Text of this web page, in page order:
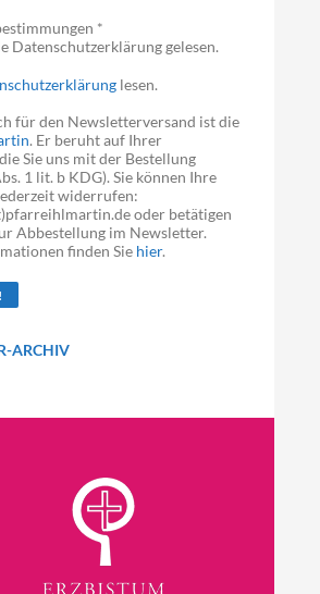
*
Datenschutzerklärung gelesen.
lesen.
für den Newsletterversand ist die
. Er beruht auf Ihrer
Sie uns mit der Bestellung
1 lit. b KDG). Sie können Ihre
widerrufen:
oder betätigen
Abbestellung im Newsletter.
finden Sie hier.
ARCHIV